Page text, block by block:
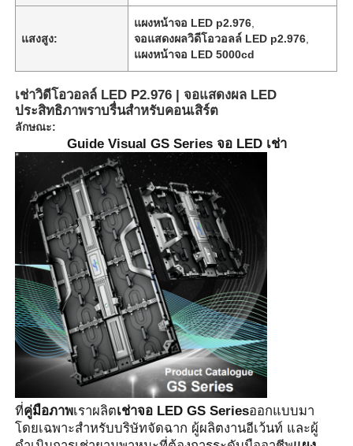
แสงสูง:
แผงหน้าจอ LED p2.976
จอแสดงผลวิดีโอวอลล์ LED p2.976
แผงหน้าจอ LED 5000cd
เช่าวิดีโอวอลล์ LED P2.976 | จอแสดงผล LED
ประสิทธิภาพราบรื่นสำหรับคอนเสิร์ต
ลักษณะ:
Guide Visual GS Series จอ LED เช่า
ที่คู่มือภาพเราผลิตเช่าจอ LED GS Seriesออกแบบมา
โดยเฉพาะสำหรับบริษัทจัดฉาก ผู้ผลิตงานอีเว้นท์ และผู้